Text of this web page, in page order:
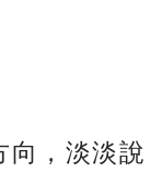
，淡淡說